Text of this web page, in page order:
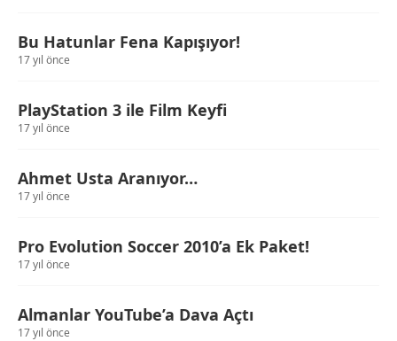
Bu Hatunlar Fena Kapışıyor!
17 yıl önce
PlayStation 3 ile Film Keyfi
17 yıl önce
Ahmet Usta Aranıyor…
17 yıl önce
Pro Evolution Soccer 2010’a Ek Paket!
17 yıl önce
Almanlar YouTube’a Dava Açtı
17 yıl önce